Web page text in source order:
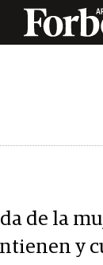
de la
y